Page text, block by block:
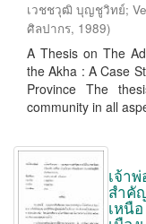
เวชชวุฒิ บุญชูวิทย์;
ศิลปากร, 1989)
A Thesis on The
the Akha : A Case
Province The
community in all
เจ้า
สำคั
เหนื